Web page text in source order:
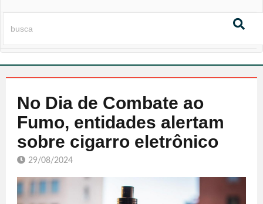
No Dia de Combate ao
Fumo, entidades alertam
sobre cigarro eletrônico
29/08/2024